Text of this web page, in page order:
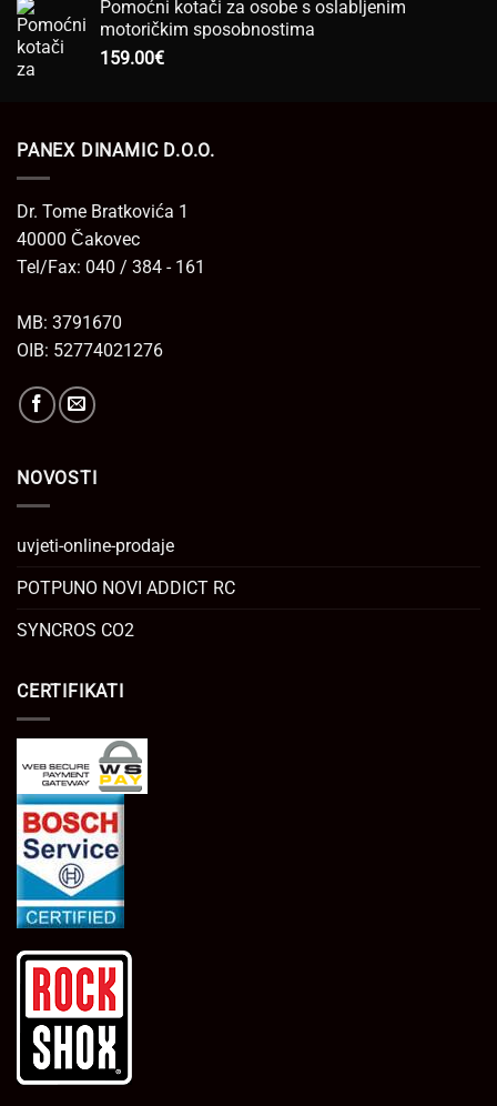
Pomoćni kotači za osobe s oslabljenim
motoričkim sposobnostima
159.00€
PANEX DINAMIC D.O.O.
Dr. Tome Bratkovića 1
40000 Čakovec
Tel/Fax: 040 / 384 - 161
MB: 3791670
OIB: 52774021276
NOVOSTI
uvjeti-online-prodaje
POTPUNO NOVI ADDICT RC
SYNCROS CO2
CERTIFIKATI